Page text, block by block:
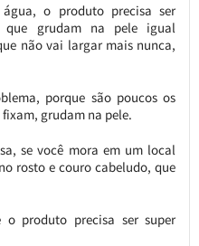
o produto precisa ser
que grudam na pele igual
não vai largar mais nunca,
porque são poucos os
grudam na pele.
se você mora em um local
rosto e couro cabeludo, que
produto precisa ser super